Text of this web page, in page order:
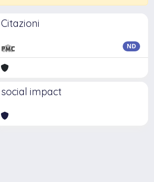
Citazioni
ND
social impact